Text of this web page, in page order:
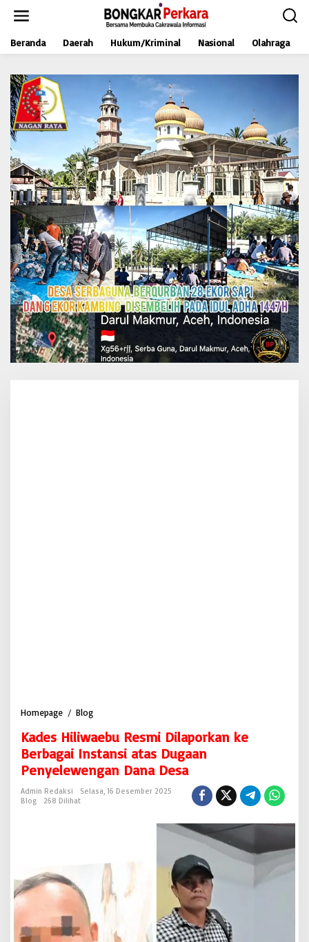
t
Beranda Daerah Hukum/Kriminal Nasional Olahraga
Homepage / Blog
d
e
s
H
m
i
Kades Hiliwaebu Resmi Dilaporkan ke
Berbagai Instansi atas Dugaan
Penyelewengan Dana Desa
Admin Redaksi
Selasa, 16 Desember 2025
Blog
268 Dilihat